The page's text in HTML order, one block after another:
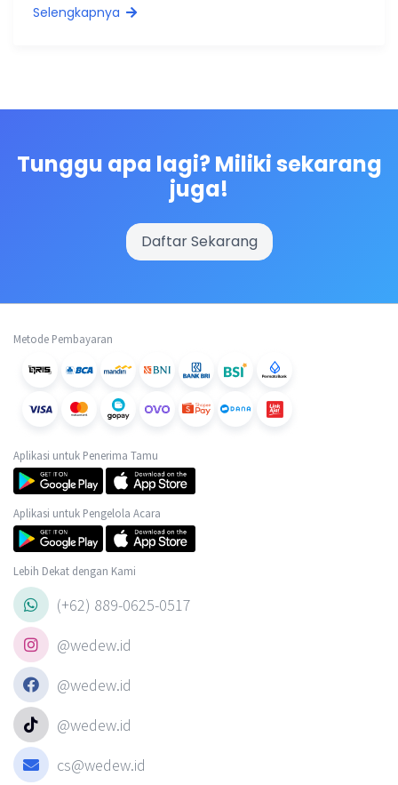
Selengkapnya
Tunggu apa lagi? Miliki sekarang
juga!
Daftar Sekarang
Metode Pembayaran
Aplikasi untuk Penerima Tamu
Aplikasi untuk Pengelola Acara
Lebih Dekat dengan Kami
(+62) 889-0625-0517
@wedew.id
@wedew.id
@wedew.id
cs@wedew.id